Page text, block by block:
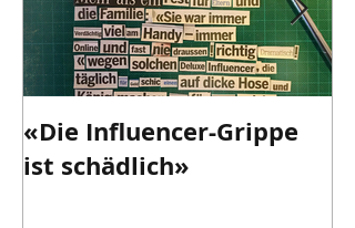
«Die Influencer-Grippe
ist schädlich»